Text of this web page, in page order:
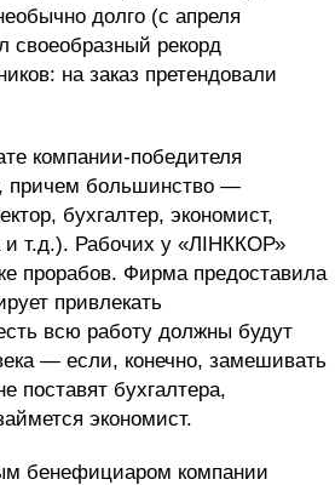
долго (с апреля
своеобразный рекорд
на заказ претендовали
компании-победителя
причем большинство —
бухгалтер, экономист,
и т.д.). Рабочих у «ЛІНККОР»
прорабов. Фирма предоставила
привлекать
всю работу должны будут
— если, конечно, замешивать
поставят бухгалтера,
экономист.
бенефициаром компании